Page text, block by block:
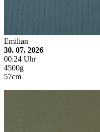
Emilian
30. 07. 2026
00:24 Uhr
4500g
57cm